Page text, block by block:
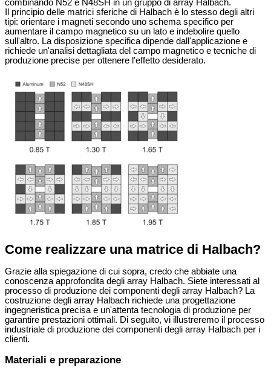
combinando N52 e N48SH in un gruppo di array Halbach.
Il principio delle matrici sferiche di Halbach è lo stesso degli altri
tipi: orientare i magneti secondo uno schema specifico per
aumentare il campo magnetico su un lato e indebolire quello
sull'altro. La disposizione specifica dipende dall'applicazione e
richiede un'analisi dettagliata del campo magnetico e tecniche di
produzione precise per ottenere l'effetto desiderato.
Come realizzare una matrice di Halbach?
Grazie alla spiegazione di cui sopra, credo che abbiate una
conoscenza approfondita degli array Halbach. Siete interessati al
processo di produzione dei componenti degli array Halbach? La
costruzione degli array Halbach richiede una progettazione
ingegneristica precisa e un'attenta tecnologia di produzione per
garantire prestazioni ottimali. Di seguito, vi illustreremo il processo
industriale di produzione dei componenti degli array Halbach per i
clienti.
Materiali e preparazione